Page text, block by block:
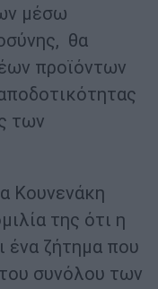
μέσω
θα
προϊόντων
των
Κουνενάκη
της ότι η
ένα ζήτημα που
συνόλου των